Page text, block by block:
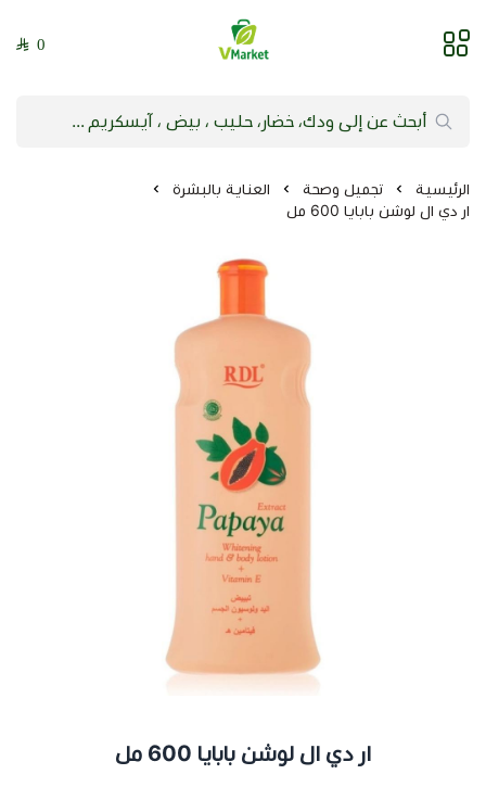
فيلج ماركت | VMarket
0
الرئيسية تجميل وصحة
العناية بالبشرة
ار دي ال لوشن بابايا 600 مل
ار دي ال لوشن بابايا 600 مل